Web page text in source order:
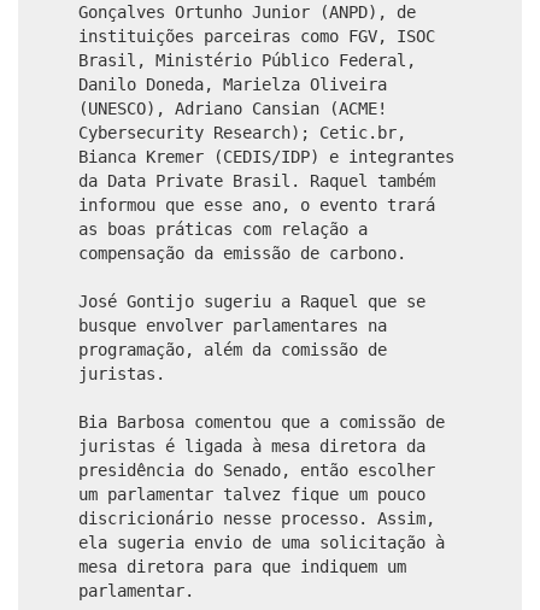
Gonçalves Ortunho Junior (ANPD), de
instituições parceiras como FGV, ISOC
Brasil, Ministério Público Federal,
Danilo Doneda, Marielza Oliveira
(UNESCO), Adriano Cansian (ACME!
Cybersecurity Research); Cetic.br,
Bianca Kremer (CEDIS/IDP) e integrantes
da Data Private Brasil. Raquel também
informou que esse ano, o evento trará
as boas práticas com relação a
compensação da emissão de carbono.
José Gontijo sugeriu a Raquel que se
busque envolver parlamentares na
programação, além da comissão de
juristas.
Bia Barbosa comentou que a comissão de
juristas é ligada à mesa diretora da
presidência do Senado, então escolher
um parlamentar talvez fique um pouco
discricionário nesse processo. Assim,
ela sugeria envio de uma solicitação à
mesa diretora para que indiquem um
parlamentar.